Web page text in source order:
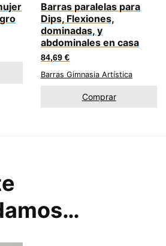
Barras paralelas para
Dips, Flexiones,
dominadas, y
abdominales en casa
84,69 €
Barras Gimnasia Artística
Comprar